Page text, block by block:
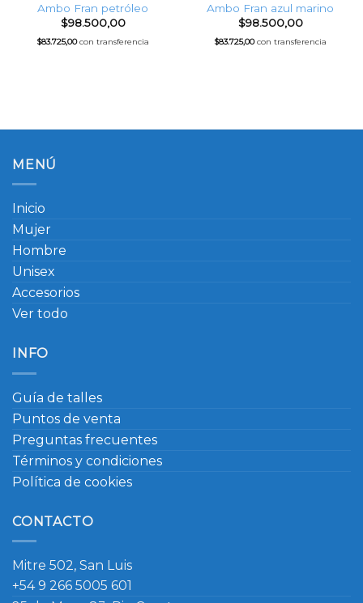
Ambo Fran petróleo
$98.500,00
$83.725,00con transferencia
Ambo Fran azul marino
$98.500,00
$83.725,00con transferencia
MENÚ
Inicio
Mujer
Hombre
Unisex
Accesorios
Ver todo
INFO
Guía de talles
Puntos de venta
Preguntas frecuentes
Términos y condiciones
Política de cookies
CONTACTO
Mitre 502, San Luis
+54 9 266 5005 601